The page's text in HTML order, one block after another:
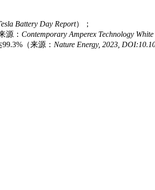
Battery Day Report）；
源： Contemporary Amperex Technology
（来源： Nature Energy, 2023,